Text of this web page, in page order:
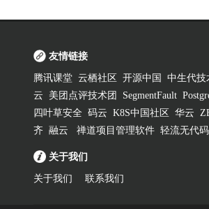
友情链接
腾讯课堂 云栖社区 开源中国 中生代技
云
美团点评技术团 SegmentFault
四叶草安全 码云 K8S中国社区 华云
齐 融云 禅道项目管理软件 轻流无代
关于我们
关于我们 联系我们